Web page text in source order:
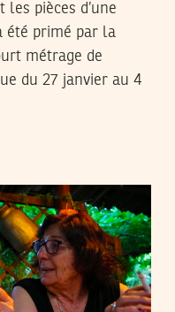
pièces d’une
été primé par la
métrage de
du 27 janvier au 4